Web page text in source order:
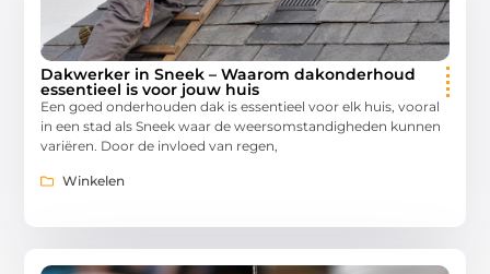
Dakwerker in Sneek – Waarom dakonderhoud
essentieel is voor jouw huis
Een goed onderhouden dak is essentieel voor elk huis, vooral
in een stad als Sneek waar de weersomstandigheden kunnen
variëren. Door de invloed van regen,
Winkelen